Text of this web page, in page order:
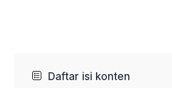
Daftar isi konten